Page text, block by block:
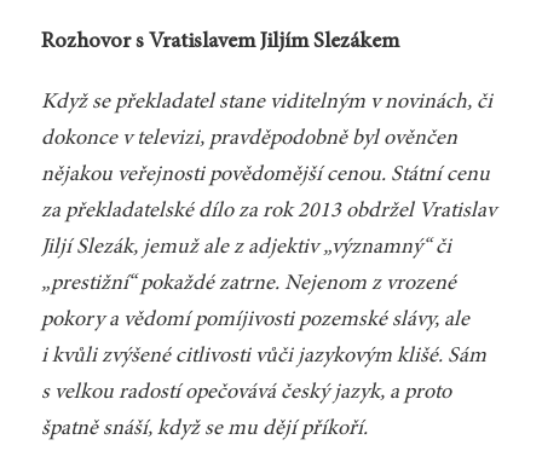
Rozhovor s Vratislavem Jiljím Slezákem
Když se překladatel stane viditelným v novinách, či
dokonce v televizi, pravděpodobně byl ověnčen
nějakou veřejnosti povědomější cenou. Státní cenu
za překladatelské dílo za rok 2013 obdržel Vratislav
Jiljí Slezák, jemuž ale z adjektiv „významný“ či
„prestižní“ pokaždé zatrne. Nejenom z vrozené
pokory a vědomí pomíjivosti pozemské slávy, ale
i kvůli zvýšené citlivosti vůči jazykovým klišé. Sám
s velkou radostí opečovává český jazyk, a proto
špatně snáší, když se mu dějí příkoří.